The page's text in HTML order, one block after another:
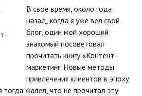
В свое время, около года
назад, когда я уже вел свой
блог, один мой хороший
знакомый посоветовал
прочитать книгу «Контент-
маркетинг. Новые методы
привлечения клиентов в эпоху
тогда жалел, что не прочитал эту